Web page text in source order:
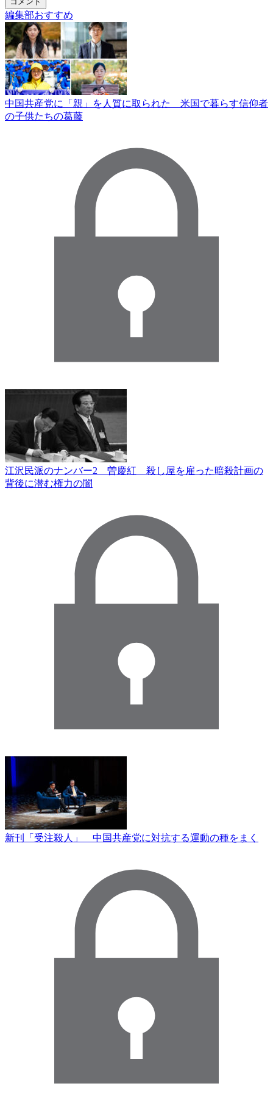
編集部おすすめ
中国共産党に「親」を人質に取られた 米国で暮らす信仰者
の子供たちの葛藤
江沢民派のナンバー2 曽慶紅 殺し屋を雇った暗殺計画の
背後に潜む権力の闇
新刊「受注殺人」 中国共産党に対抗する運動の種をまく